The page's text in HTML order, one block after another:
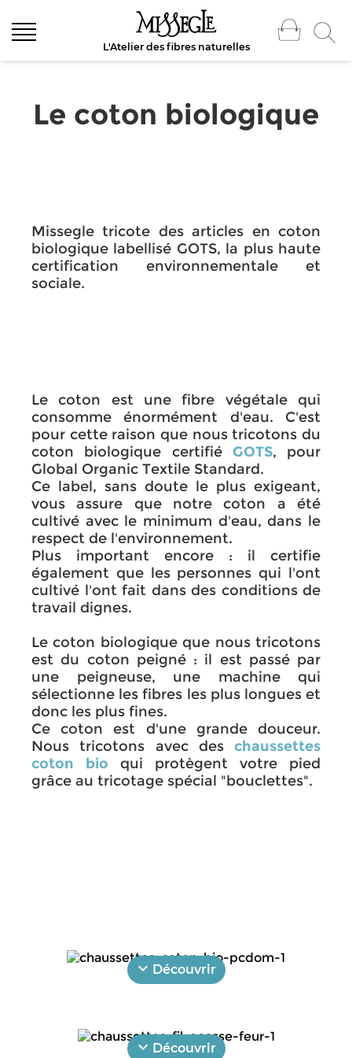
L'Atelier des fibres naturelles
Le coton biologique
Missegle tricote des articles en coton
biologique labellisé GOTS, la plus haute
certification environnementale et
sociale.
Le coton est une fibre végétale qui
consomme énormément d'eau. C'est
pour cette raison que nous tricotons du
coton biologique certifié GOTS, pour
Global Organic Textile Standard.
Ce label, sans doute le plus exigeant,
vous assure que notre coton a été
cultivé avec le minimum d'eau, dans le
respect de l'environnement.
Plus important encore : il certifie
également que les personnes qui l'ont
cultivé l'ont fait dans des conditions de
travail dignes.
Le coton biologique que nous tricotons
est du coton peigné : il est passé par
une peigneuse, une machine qui
sélectionne les fibres les plus longues et
donc les plus fines.
Ce coton est d'une grande douceur.
Nous tricotons avec des chaussettes
coton bio
qui protègent votre pied
grâce au tricotage spécial "bouclettes".
expand_more Découvrir
expand_more Découvrir